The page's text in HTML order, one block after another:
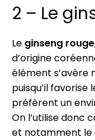
2 – Le
Le ginseng rouge
d’origine
élément s’avère
puisqu’il
préfèrent un
On l’utilise donc
et notamment le